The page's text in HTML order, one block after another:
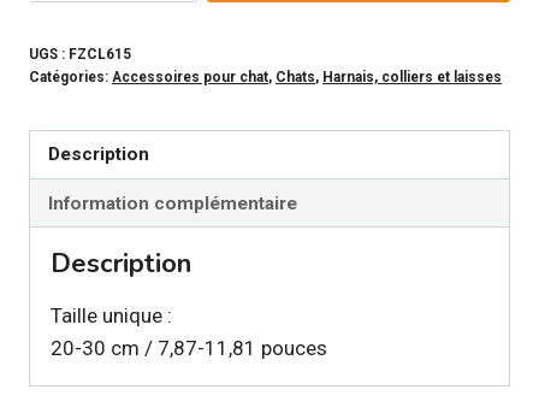
-
Collier
grey
pour
chat
UGS : FZCL615
Catégories: Accessoires pour chat, Chats, Harnais, colliers et laisses
Description
Information complémentaire
Description
Taille unique :
20-30 cm / 7,87-11,81 pouces